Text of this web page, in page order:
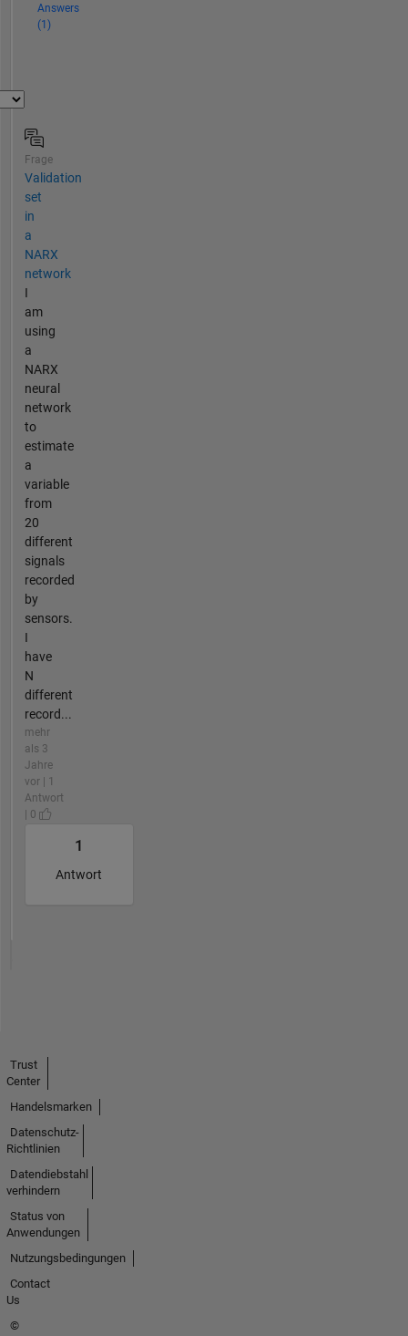
Answers
(1)
Frage
Validation
set
in
a
NARX
network
I
am
using
a
NARX
neural
network
to
estimate
a
variable
from
20
different
signals
recorded
by
sensors.
I
have
N
different
record...
mehr
als 3
Jahre
vor | 1
Antwort
| 0
1
Antwort
Trust
Center
Handelsmarken
Datenschutz-
Richtlinien
Datendiebstahl
verhindern
Status von
Anwendungen
Nutzungsbedingungen
Contact
Us
©